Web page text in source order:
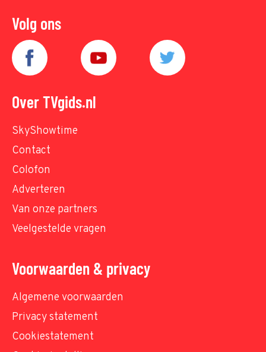
Volg ons
Over TVgids.nl
SkyShowtime
Contact
Colofon
Adverteren
Van onze partners
Veelgestelde vragen
Voorwaarden & privacy
Algemene voorwaarden
Privacy statement
Cookiestatement